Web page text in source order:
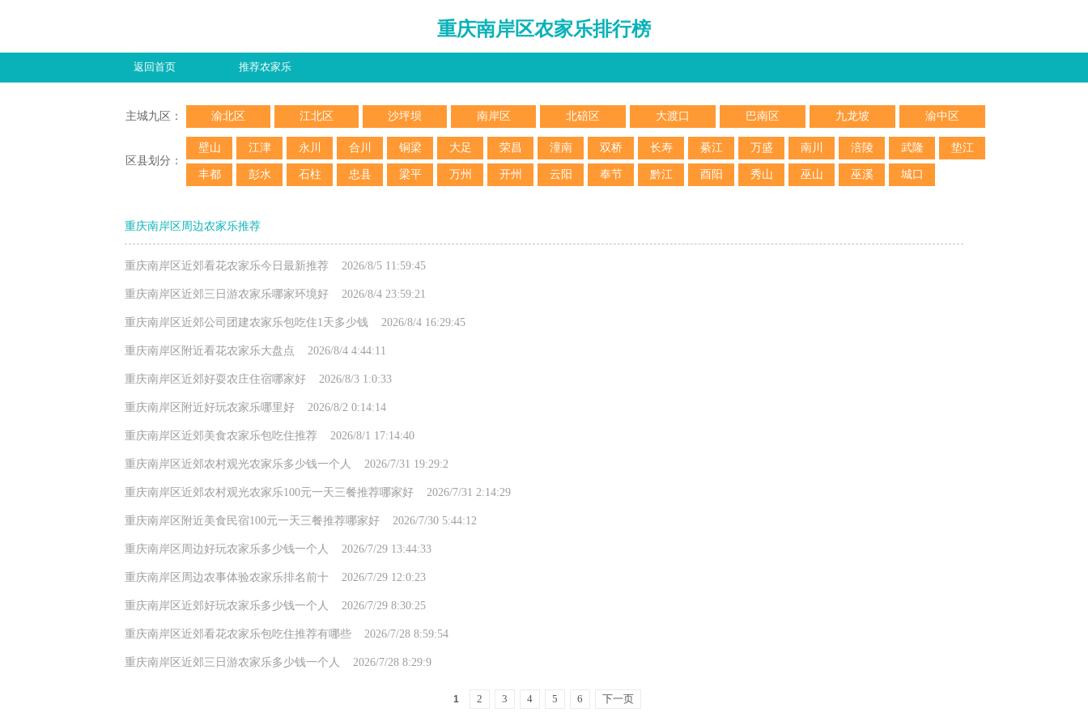
重庆南岸区农家乐排行榜
返回首页 推荐农家乐
主城九区： 渝北区 江北区 沙坪坝 南岸区 北碚区 大渡口 巴南区 九龙坡 渝中区
区县划分：
壁山 江津 永川 合川 铜梁 大足 荣昌 潼南 双桥 长寿 綦江 万盛 南川 涪陵 武隆 垫江
丰都 彭水 石柱 忠县 梁平 万州 开州 云阳 奉节 黔江 酉阳 秀山 巫山 巫溪 城口
重庆南岸区周边农家乐推荐
重庆南岸区近郊看花农家乐今日最新推荐 2026/8/5 11:59:45
重庆南岸区近郊三日游农家乐哪家环境好 2026/8/4 23:59:21
重庆南岸区近郊公司团建农家乐包吃住1天多少钱 2026/8/4 16:29:45
重庆南岸区附近看花农家乐大盘点 2026/8/4 4:44:11
重庆南岸区近郊好耍农庄住宿哪家好 2026/8/3 1:0:33
重庆南岸区附近好玩农家乐哪里好 2026/8/2 0:14:14
重庆南岸区近郊美食农家乐包吃住推荐 2026/8/1 17:14:40
重庆南岸区近郊农村观光农家乐多少钱一个人 2026/7/31 19:29:2
重庆南岸区近郊农村观光农家乐100元一天三餐推荐哪家好 2026/7/31 2:14:29
重庆南岸区附近美食民宿100元一天三餐推荐哪家好 2026/7/30 5:44:12
重庆南岸区周边好玩农家乐多少钱一个人 2026/7/29 13:44:33
重庆南岸区周边农事体验农家乐排名前十 2026/7/29 12:0:23
重庆南岸区近郊好玩农家乐多少钱一个人 2026/7/29 8:30:25
重庆南岸区近郊看花农家乐包吃住推荐有哪些 2026/7/28 8:59:54
重庆南岸区近郊三日游农家乐多少钱一个人 2026/7/28 8:29:9
1 2 3 4 5 6 下一页